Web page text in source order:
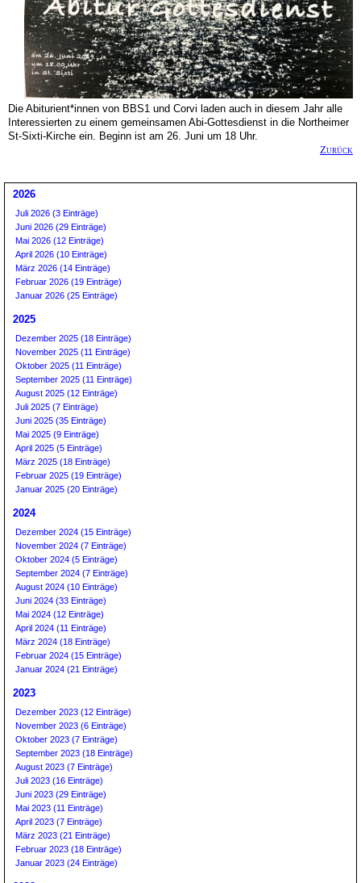
Die Abiturient*innen von BBS1 und Corvi laden auch in diesem Jahr alle
Interessierten zu einem gemeinsamen Abi-Gottesdienst in die Northeimer
St-Sixti-Kirche ein. Beginn ist am 26. Juni um 18 Uhr.
Zurück
2026
Juli 2026 (3 Einträge)
Juni 2026 (29 Einträge)
Mai 2026 (12 Einträge)
April 2026 (10 Einträge)
März 2026 (14 Einträge)
Februar 2026 (19 Einträge)
Januar 2026 (25 Einträge)
2025
Dezember 2025 (18 Einträge)
November 2025 (11 Einträge)
Oktober 2025 (11 Einträge)
September 2025 (11 Einträge)
August 2025 (12 Einträge)
Juli 2025 (7 Einträge)
Juni 2025 (35 Einträge)
Mai 2025 (9 Einträge)
April 2025 (5 Einträge)
März 2025 (18 Einträge)
Februar 2025 (19 Einträge)
Januar 2025 (20 Einträge)
2024
Dezember 2024 (15 Einträge)
November 2024 (7 Einträge)
Oktober 2024 (5 Einträge)
September 2024 (7 Einträge)
August 2024 (10 Einträge)
Juni 2024 (33 Einträge)
Mai 2024 (12 Einträge)
April 2024 (11 Einträge)
März 2024 (18 Einträge)
Februar 2024 (15 Einträge)
Januar 2024 (21 Einträge)
2023
Dezember 2023 (12 Einträge)
November 2023 (6 Einträge)
Oktober 2023 (7 Einträge)
September 2023 (18 Einträge)
August 2023 (7 Einträge)
Juli 2023 (16 Einträge)
Juni 2023 (29 Einträge)
Mai 2023 (11 Einträge)
April 2023 (7 Einträge)
März 2023 (21 Einträge)
Februar 2023 (18 Einträge)
Januar 2023 (24 Einträge)